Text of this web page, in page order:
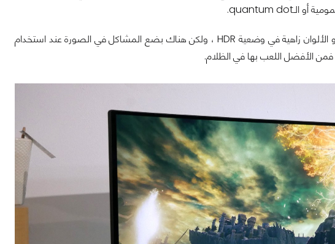
سيبدو المحتوى المعروض على الشاشة مذهلاً في الغرف المظلمة، وتبدو الألوان زاهية في وضعية HDR ، ولكن هناك بضع المشاكل في الصورة عند استخدام
الأفضل اللعب بها في الظلام.